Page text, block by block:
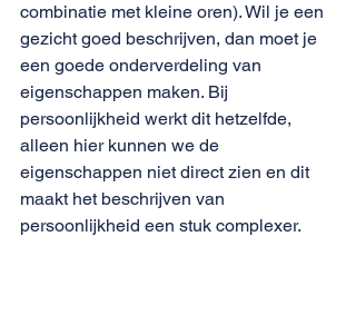
combinatie met kleine oren). Wil je een
gezicht goed beschrijven, dan moet je
een goede onderverdeling van
eigenschappen maken. Bij
persoonlijkheid werkt dit hetzelfde,
alleen hier kunnen we de
eigenschappen niet direct zien en dit
maakt het beschrijven van
persoonlijkheid een stuk complexer.